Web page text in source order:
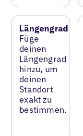
Längengrad
Füge
deinen
Längengrad
hinzu, um
deinen
Standort
exakt zu
bestimmen.